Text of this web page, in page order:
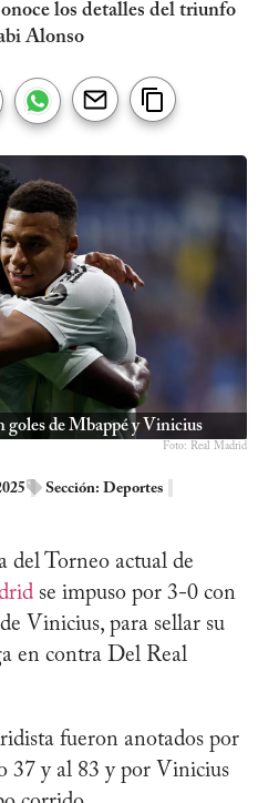
los detalles del triunfo
Alonso
goles de Mbappé y Vinicius
Foto: Real Madrid
Sección: Deportes
del Torneo actual de
se impuso por 3-0 con
Vinicius, para sellar su
en contra Del Real
fueron anotados por
37 y al 83 y por Vinicius